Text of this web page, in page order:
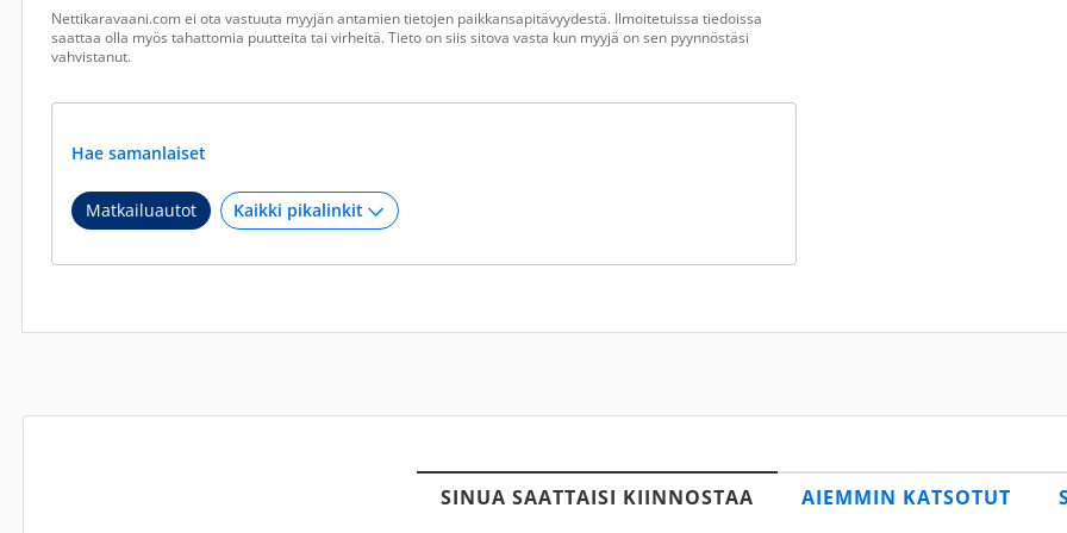
Nettikaravaani.com ei ota vastuuta myyjän antamien tietojen paikkansapitävyydestä. Ilmoitetuissa tiedoissa
saattaa olla myös tahattomia puutteita tai virheitä. Tieto on siis sitova vasta kun myyjä on sen pyynnöstäsi
vahvistanut.
Hae samanlaiset
Matkailuautot
SINUA SAATTAISI KIINNOSTAA AIEMMIN KATSOTUT